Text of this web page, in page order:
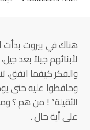
هناك في بيروت بدأت
لأبنائهم جيلاً بعد
وحافظوا عليه حتى
الثقيلة” ! من هم ؟
على أية حال .